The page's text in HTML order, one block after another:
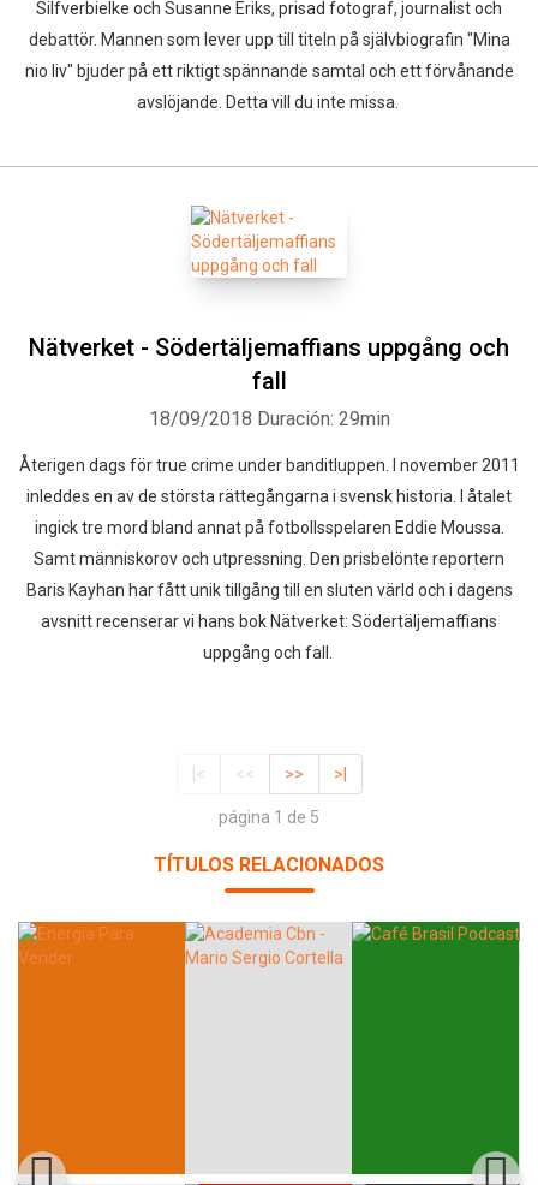
Silfverbielke och Susanne Eriks, prisad fotograf, journalist och
debattör. Mannen som lever upp till titeln på självbiografin "Mina
nio liv" bjuder på ett riktigt spännande samtal och ett förvånande
avslöjande. Detta vill du inte missa.
Nätverket - Södertäljemaffians uppgång och
fall
18/09/2018 Duración: 29min
Återigen dags för true crime under banditluppen. I november 2011
inleddes en av de största rättegångarna i svensk historia. I åtalet
ingick tre mord bland annat på fotbollsspelaren Eddie Moussa.
Samt människorov och utpressning. Den prisbelönte reportern
Baris Kayhan har fått unik tillgång till en sluten värld och i dagens
avsnitt recenserar vi hans bok Nätverket: Södertäljemaffians
uppgång och fall.
|< << >> >|
página 1 de 5
TÍTULOS RELACIONADOS